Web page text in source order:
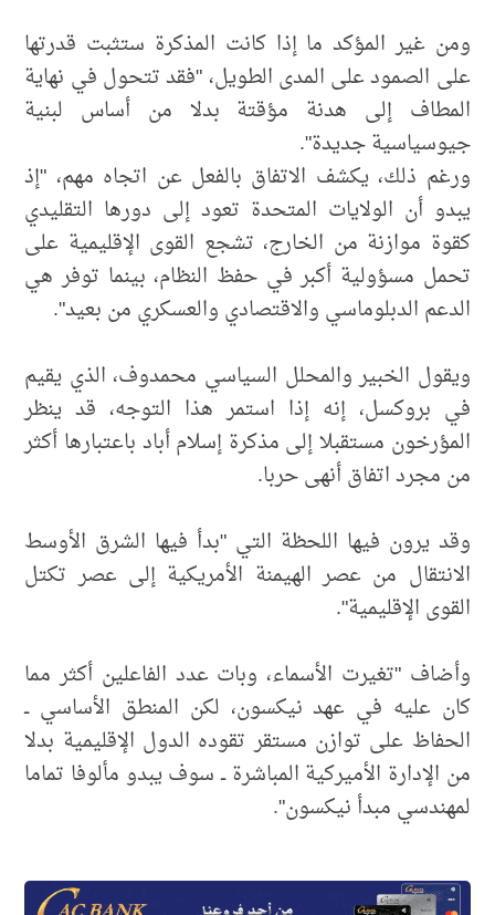
ومن غير المؤكد ما إذا كانت المذكرة ستثبت قدرتها
على الصمود على المدى الطويل، "فقد تتحول في نهاية
المطاف إلى هدنة مؤقتة بدلا من أساس لبنية
جيوسياسية جديدة".
ورغم ذلك، يكشف الاتفاق بالفعل عن اتجاه مهم، "إذ
يبدو أن الولايات المتحدة تعود إلى دورها التقليدي
كقوة موازنة من الخارج، تشجع القوى الإقليمية على
تحمل مسؤولية أكبر في حفظ النظام، بينما توفر هي
الدعم الدبلوماسي والاقتصادي والعسكري من بعيد".
ويقول الخبير والمحلل السياسي محمدوف، الذي يقيم
في بروكسل، إنه إذا استمر هذا التوجه، قد ينظر
المؤرخون مستقبلا إلى مذكرة إسلام أباد باعتبارها أكثر
من مجرد اتفاق أنهى حربا.
وقد يرون فيها اللحظة التي "بدأ فيها الشرق الأوسط
الانتقال من عصر الهيمنة الأمريكية إلى عصر تكتل
القوى الإقليمية".
وأضاف "تغيرت الأسماء، وبات عدد الفاعلين أكثر مما
كان عليه في عهد نيكسون، لكن المنطق الأساسي ــ
الحفاظ على توازن مستقر تقوده الدول الإقليمية بدلا
من الإدارة الأميركية المباشرة ــ سوف يبدو مألوفا تماما
لمهندسي مبدأ نيكسون".